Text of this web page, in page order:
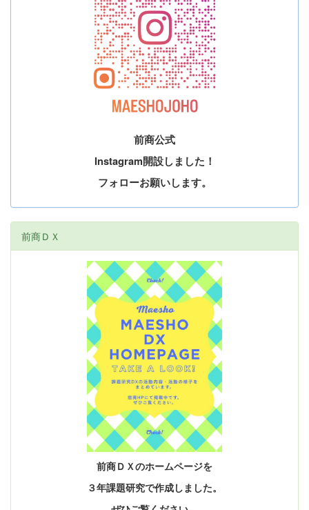
前商公式
Instagram開設しました！
フォローお願いします。
前商ＤＸ
前商ＤＸのホームページを
３年課題研究で作成しました。